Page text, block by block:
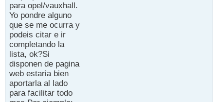
para opel/vauxhall.
Yo pondre alguno
que se me ocurra y
podeis citar e ir
completando la
lista, ok?Si
disponen de pagina
web estaria bien
aportarla al lado
para facilitar todo